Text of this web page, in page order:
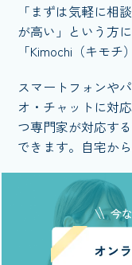
「まずは気軽に相
が高い」という方
「Kimochi（キモ
スマートフォンや
オ・チャットに対
つ専門家が対応す
できます。自宅か
今